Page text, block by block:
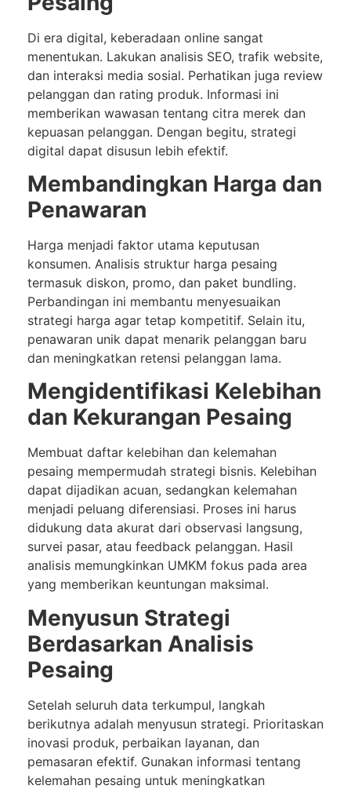
Di era digital, keberadaan online sangat
menentukan. Lakukan analisis SEO, trafik website,
dan interaksi media sosial. Perhatikan juga review
pelanggan dan rating produk. Informasi ini
memberikan wawasan tentang citra merek dan
kepuasan pelanggan. Dengan begitu, strategi
digital dapat disusun lebih efektif.
Membandingkan Harga dan
Penawaran
Harga menjadi faktor utama keputusan
konsumen. Analisis struktur harga pesaing
termasuk diskon, promo, dan paket bundling.
Perbandingan ini membantu menyesuaikan
strategi harga agar tetap kompetitif. Selain itu,
penawaran unik dapat menarik pelanggan baru
dan meningkatkan retensi pelanggan lama.
Mengidentifikasi Kelebihan
dan Kekurangan Pesaing
Membuat daftar kelebihan dan kelemahan
pesaing mempermudah strategi bisnis. Kelebihan
dapat dijadikan acuan, sedangkan kelemahan
menjadi peluang diferensiasi. Proses ini harus
didukung data akurat dari observasi langsung,
survei pasar, atau feedback pelanggan. Hasil
analisis memungkinkan UMKM fokus pada area
yang memberikan keuntungan maksimal.
Menyusun Strategi
Berdasarkan Analisis
Pesaing
Setelah seluruh data terkumpul, langkah
berikutnya adalah menyusun strategi. Prioritaskan
inovasi produk, perbaikan layanan, dan
pemasaran efektif. Gunakan informasi tentang
kelemahan pesaing untuk meningkatkan